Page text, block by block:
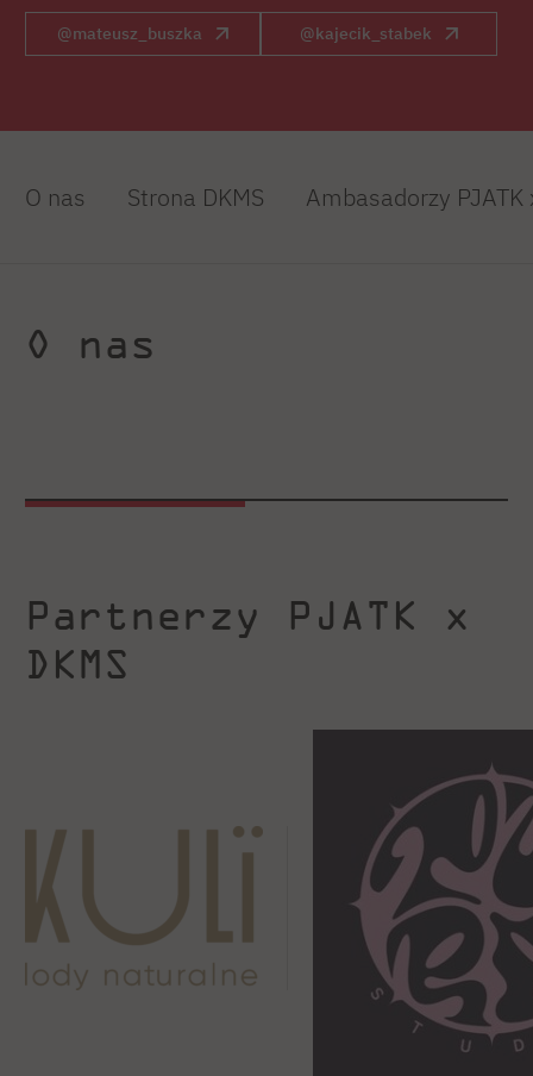
@mateusz_buszka @kajecik_stabek
O nas Strona DKMS Ambasadorzy PJATK
O nas
Partnerzy PJATK x
DKMS